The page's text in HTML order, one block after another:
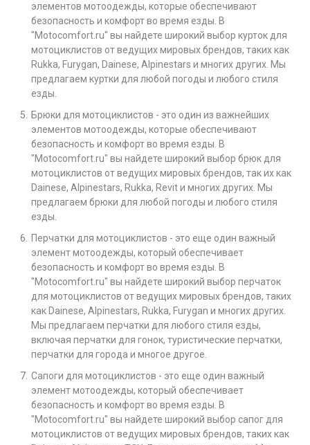
элементов мотоодежды, которые обеспечивают
безопасность и комфорт во время езды. В
"Motocomfort.ru" вы найдете широкий выбор курток для
мотоциклистов от ведущих мировых брендов, таких как
Rukka, Furygan, Dainese, Alpinestars и многих других. Мы
предлагаем куртки для любой погоды и любого стиля
езды.
Брюки для мотоциклистов - это один из важнейших
элементов мотоодежды, которые обеспечивают
безопасность и комфорт во время езды. В
"Motocomfort.ru" вы найдете широкий выбор брюк для
мотоциклистов от ведущих мировых брендов, так их как
Dainese, Alpinestars, Rukka, Revit и многих других. Мы
предлагаем брюки для любой погоды и любого стиля
езды.
Перчатки для мотоциклистов - это еще один важный
элемент мотоодежды, который обеспечивает
безопасность и комфорт во время езды. В
"Motocomfort.ru" вы найдете широкий выбор перчаток
для мотоциклистов от ведущих мировых брендов, таких
как Dainese, Alpinestars, Rukka, Furygan и многих других.
Мы предлагаем перчатки для любого стиля езды,
включая перчатки для гонок, туристические перчатки,
перчатки для города и многое другое.
Сапоги для мотоциклистов - это еще один важный
элемент мотоодежды, который обеспечивает
безопасность и комфорт во время езды. В
"Motocomfort.ru" вы найдете широкий выбор сапог для
мотоциклистов от ведущих мировых брендов, таких как